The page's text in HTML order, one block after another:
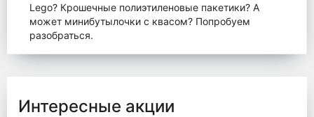
Lego? Крошечные полиэтиленовые пакетики? А
может минибутылочки с квасом? Попробуем
разобраться.
Интересные акции